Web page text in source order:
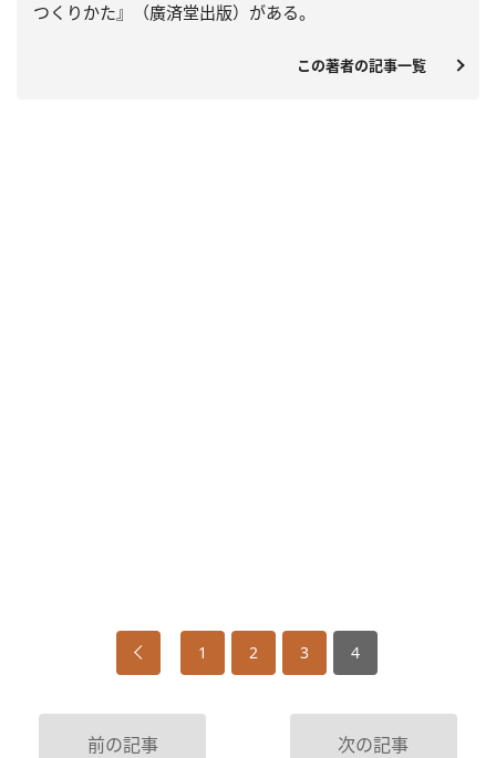
つくりかた』（廣済堂出版）がある。
この著者の記事一覧
1 2 3 4
前の記事 次の記事